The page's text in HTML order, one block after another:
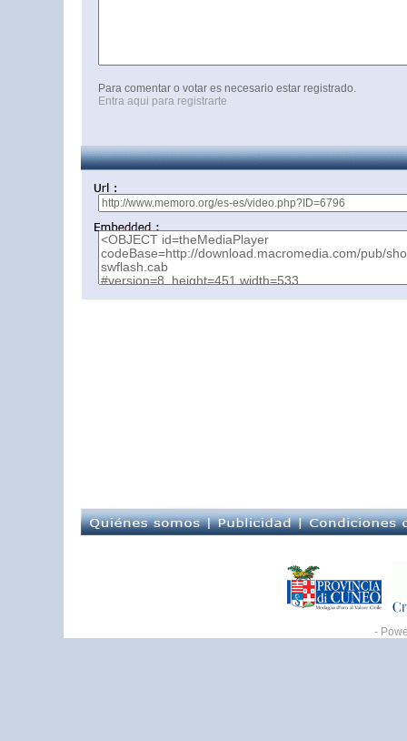
Para comentar o votar es necesario estar registrado.
Entra aqui para registrarte
-